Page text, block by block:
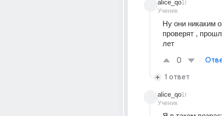
alice_qo
Ученик
1г
Ну они никаким
проверят ,
лет
0
1 ответ
alice_qo
Ученик
1г